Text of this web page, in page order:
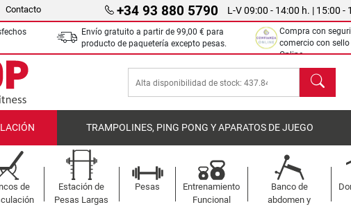
Contacto +34 93 880 5790 L-V 09:00 - 14:00 h. | 15:00 -
Envío gratuito a partir de 99,00 € para
producto de paquetería excepto pesas.
Compra con
comercio con
Online.
Buscar
TRAMPOLINES, PING PONG Y APARATOS DE JUEGO
de
Estación de
Pesas Largas
Pesas
Entrenamiento
Funcional
Banco de
abdomen y